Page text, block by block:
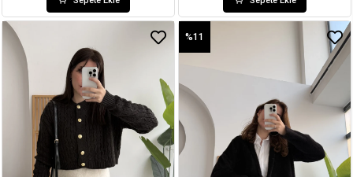
%11